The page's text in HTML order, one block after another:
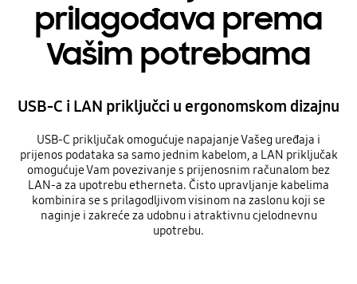
prilagođava prema
Vašim potrebama
USB-C i LAN priključci u ergonomskom dizajnu
USB-C priključak omogućuje napajanje Vašeg uređaja i
prijenos podataka sa samo jednim kabelom, a LAN priključak
omogućuje Vam povezivanje s prijenosnim računalom bez
LAN-a za upotrebu etherneta. Čisto upravljanje kabelima
kombinira se s prilagodljivom visinom na zaslonu koji se
naginje i zakreće za udobnu i atraktivnu cjelodnevnu
upotrebu.